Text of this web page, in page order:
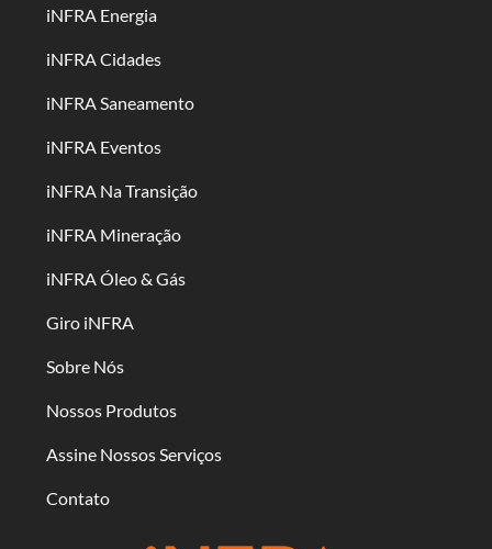
iNFRA Energia
iNFRA Cidades
iNFRA Saneamento
iNFRA Eventos
iNFRA Na Transição
iNFRA Mineração
iNFRA Óleo & Gás
Giro iNFRA
Sobre Nós
Nossos Produtos
Assine Nossos Serviços
Contato